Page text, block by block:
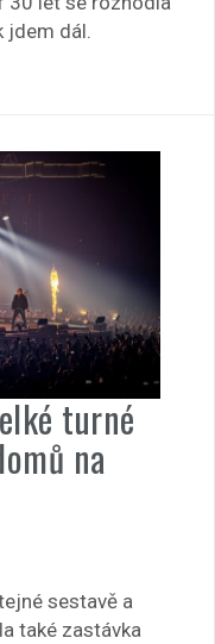
jdem dál.
turné
na
sestavě a
také zastávka